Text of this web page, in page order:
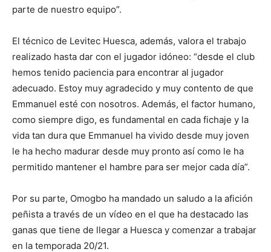
parte de nuestro equipo”.
El técnico de Levitec Huesca, además, valora el trabajo
realizado hasta dar con el jugador idóneo: “desde el club
hemos tenido paciencia para encontrar al jugador
adecuado. Estoy muy agradecido y muy contento de que
Emmanuel esté con nosotros. Además, el factor humano,
como siempre digo, es fundamental en cada fichaje y la
vida tan dura que Emmanuel ha vivido desde muy joven
le ha hecho madurar desde muy pronto así como le ha
permitido mantener el hambre para ser mejor cada día”.
Por su parte, Omogbo ha mandado un saludo a la afición
peñista a través de un vídeo en el que ha destacado las
ganas que tiene de llegar a Huesca y comenzar a trabajar
en la temporada 20/21.